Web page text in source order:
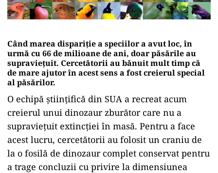
Când marea dispariție a speciilor a avut loc, în
urmă cu 66 de milioane de ani, doar păsările au
supraviețuit. Cercetătorii au bănuit mult timp că
de mare ajutor în acest sens a fost creierul special
al păsărilor.
O echipă științifică din SUA a recreat acum
creierul unui dinozaur zburător care nu a
supraviețuit extincției în masă. Pentru a face
acest lucru, cercetătorii au folosit un craniu de
la o fosilă de dinozaur complet conservat pentru
a trage concluzii cu privire la dimensiunea